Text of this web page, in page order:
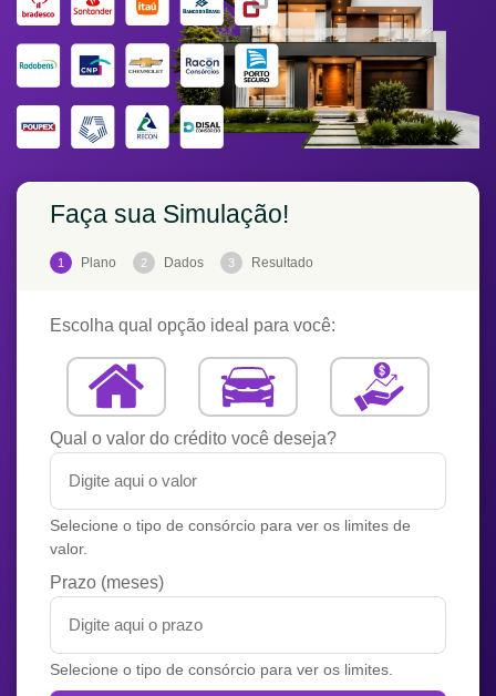
Faça sua Simulação!
1 Plano 2 Dados 3 Resultado
Escolha qual opção ideal para você:
Qual o valor do crédito você deseja?
Selecione o tipo de consórcio para ver os limites de
valor.
Prazo (meses)
Selecione o tipo de consórcio para ver os limites.